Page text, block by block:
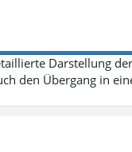
Darstellung
den Übergang in